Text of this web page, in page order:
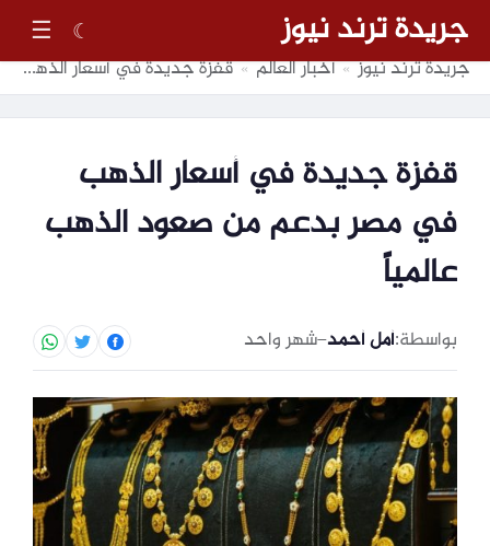
جريدة ترند نيوز ☾
☰
جريدة ترند نيوز » أخبار العالم » قفزة جديدة في أسعار الذهب في مصر بدعم من صعود الذهب عالمياً
قفزة جديدة في أسعار الذهب
في مصر بدعم من صعود الذهب
عالمياً
بواسطة:أمل أحمد–شهر واحد